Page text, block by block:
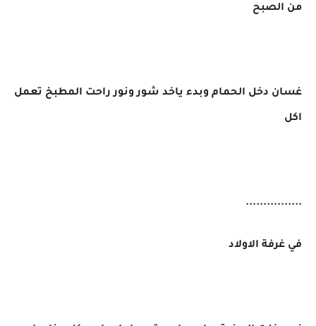
من الصبح
غسان دخل الحمام وبدء ياخد شور ونور راحت المطبخ تعمل
اكل
................
في غرفة الاولاد